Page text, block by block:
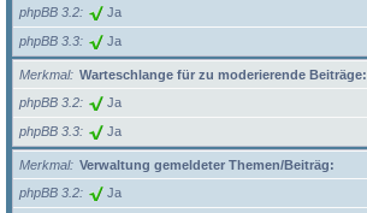
phpBB 3.2
Ja
phpBB 3.3 Ja
Merkmal
Warteschlange für zu moderierende Beiträge:
phpBB 3.2
Ja
phpBB 3.3 Ja
Merkmal
Verwaltung gemeldeter Themen/Beiträg:
phpBB 3.2
Ja